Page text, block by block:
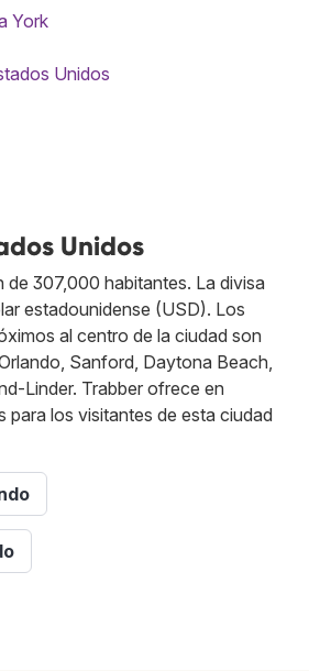
York
Unidos
Unidos
de 307,000 habitantes. La divisa
estadounidense (USD). Los
al centro de la ciudad son
Sanford, Daytona Beach,
Linder. Trabber ofrece en
para los visitantes de esta ciudad